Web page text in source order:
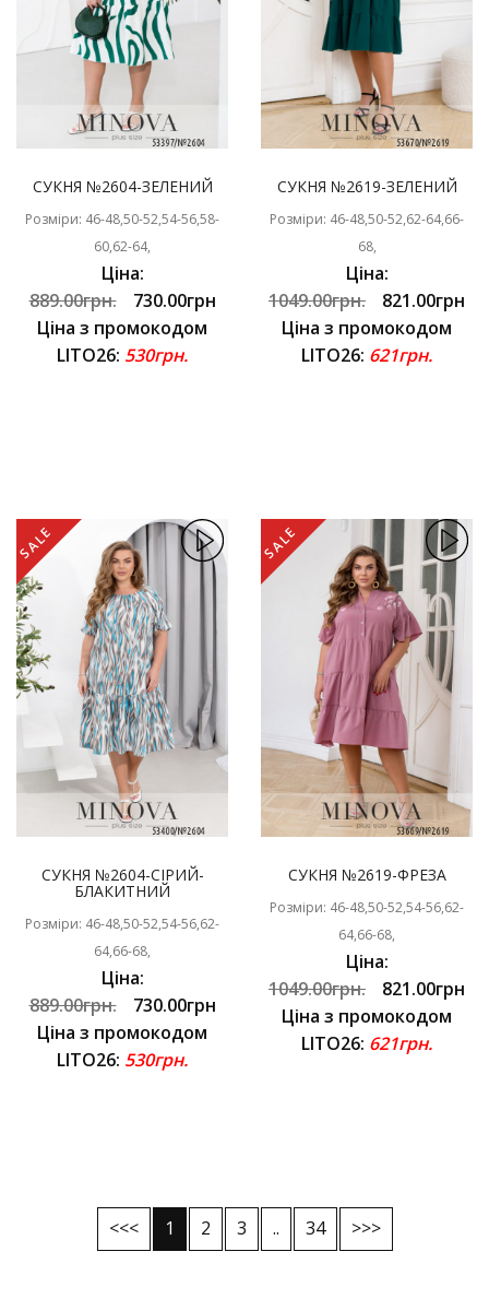
СУКНЯ №2604-ЗЕЛЕНИЙ
Розміри: 46-48,50-52,54-56,58-
60,62-64,
Ціна:
889.00грн.
730.00грн
Ціна з промокодом
LITO26: 530грн.
СУКНЯ №2619-ЗЕЛЕНИЙ
Розміри: 46-48,50-52,62-64,66-
68,
Ціна:
1049.00грн.
821.00грн
Ціна з промокодом
LITO26: 621грн.
SALE
СУКНЯ №2604-СІРИЙ-
БЛАКИТНИЙ
Розміри: 46-48,50-52,54-56,62-
64,66-68,
Ціна:
889.00грн.
730.00грн
Ціна з промокодом
LITO26: 530грн.
SALE
СУКНЯ №2619-ФРЕЗА
Розміри: 46-48,50-52,54-56,62-
64,66-68,
Ціна:
1049.00грн.
821.00грн
Ціна з промокодом
LITO26: 621грн.
<<< 1 2 3 .. 34 >>>